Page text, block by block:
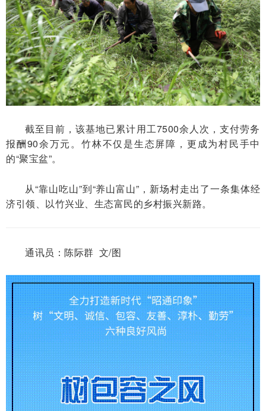
截至目前，该基地已累计用工7500余人次，支付劳务
报酬90余万元。竹林不仅是生态屏障，更成为村民手中
的“聚宝盆”。
从“靠山吃山”到“养山富山”，新场村走出了一条集体经
济引领、以竹兴业、生态富民的乡村振兴新路。
通讯员：陈际群 文/图